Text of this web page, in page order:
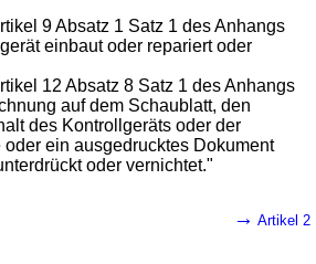
9 Absatz 1 Satz 1 des Anhangs
einbaut oder repariert oder
12 Absatz 8 Satz 1 des Anhangs
auf dem Schaublatt, den
des Kontrollgeräts oder der
oder ein ausgedrucktes Dokument
oder vernichtet."
→ Artikel 2